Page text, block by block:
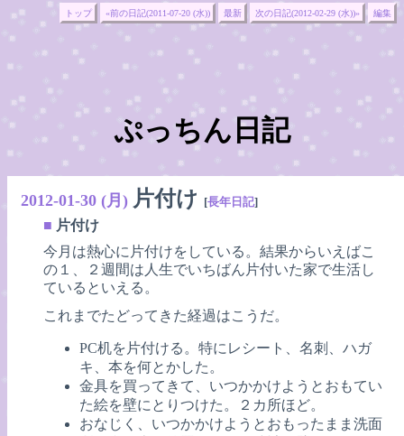
トップ «前の日記(2011-07-20 (水)) 最新 次の日記(2012-02-29 (水))» 編集
ぷっちん日記
2012-01-30 (月) 片付け [長年日記]
■ 片付け
今月は熱心に片付けをしている。結果からいえばこ
の１、２週間は人生でいちばん片付いた家で生活し
ているといえる。
これまでたどってきた経過はこうだ。
PC机を片付ける。特にレシート、名刺、ハガ
キ、本を何とかした。
金具を買ってきて、いつかかけようとおもてい
た絵を壁にとりつけた。２カ所ほど。
おなじく、いつかかけようとおもったまま洗面